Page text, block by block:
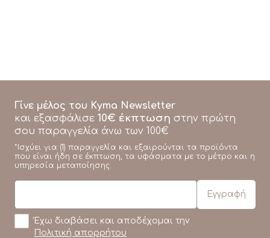
Γίνε μέλος του Kyma Newsletter
και εξασφάλισε 10€ έκπτωση στην πρώτη
σου παραγγελία άνω των 100€
*Ισχύει για (1) παραγγελία και εξαιρούνται τα προϊόντα
που είναι ήδη σε έκπτωση, τα υφάσματα με το μέτρο και η
υπηρεσία μεταποίησης.
Έχω διαβάσει και αποδέχομαι την
Πολιτική απορρήτου